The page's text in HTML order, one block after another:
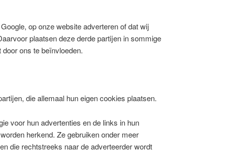
op onze website adverteren of dat wij
plaatsen deze derde partijen in sommige
ons te beïnvloeden.
die allemaal hun eigen cookies plaatsen.
voor hun advertenties en de links in hun
herkend. Ze gebruiken onder meer
die rechtstreeks naar de adverteerder wordt